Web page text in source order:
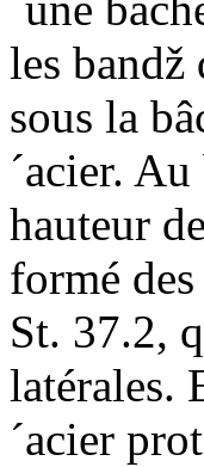
les bandž
sous la
´acier.
hauteur
formé
St. 37.2,
latérales.
´acier